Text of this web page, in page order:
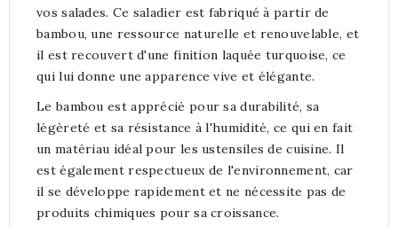
vos salades. Ce saladier est fabriqué à partir de
bambou, une ressource naturelle et renouvelable, et
il est recouvert d'une finition laquée turquoise, ce
qui lui donne une apparence vive et élégante.
Le bambou est apprécié pour sa durabilité, sa
légèreté et sa résistance à l'humidité, ce qui en fait
un matériau idéal pour les ustensiles de cuisine. Il
est également respectueux de l'environnement, car
il se développe rapidement et ne nécessite pas de
produits chimiques pour sa croissance.